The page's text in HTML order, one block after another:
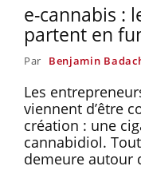
e-cannabis :
partent en
Par Benjamin
Les
viennent d’être
création : une
cannabidiol.
demeure autour